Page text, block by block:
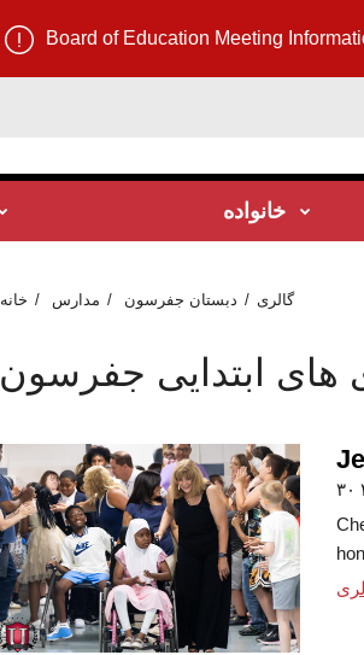
Board of Education Meeting
خانواده
خانه مدارس دبستان جفرسون گالری
های ابتدایی جفرسون